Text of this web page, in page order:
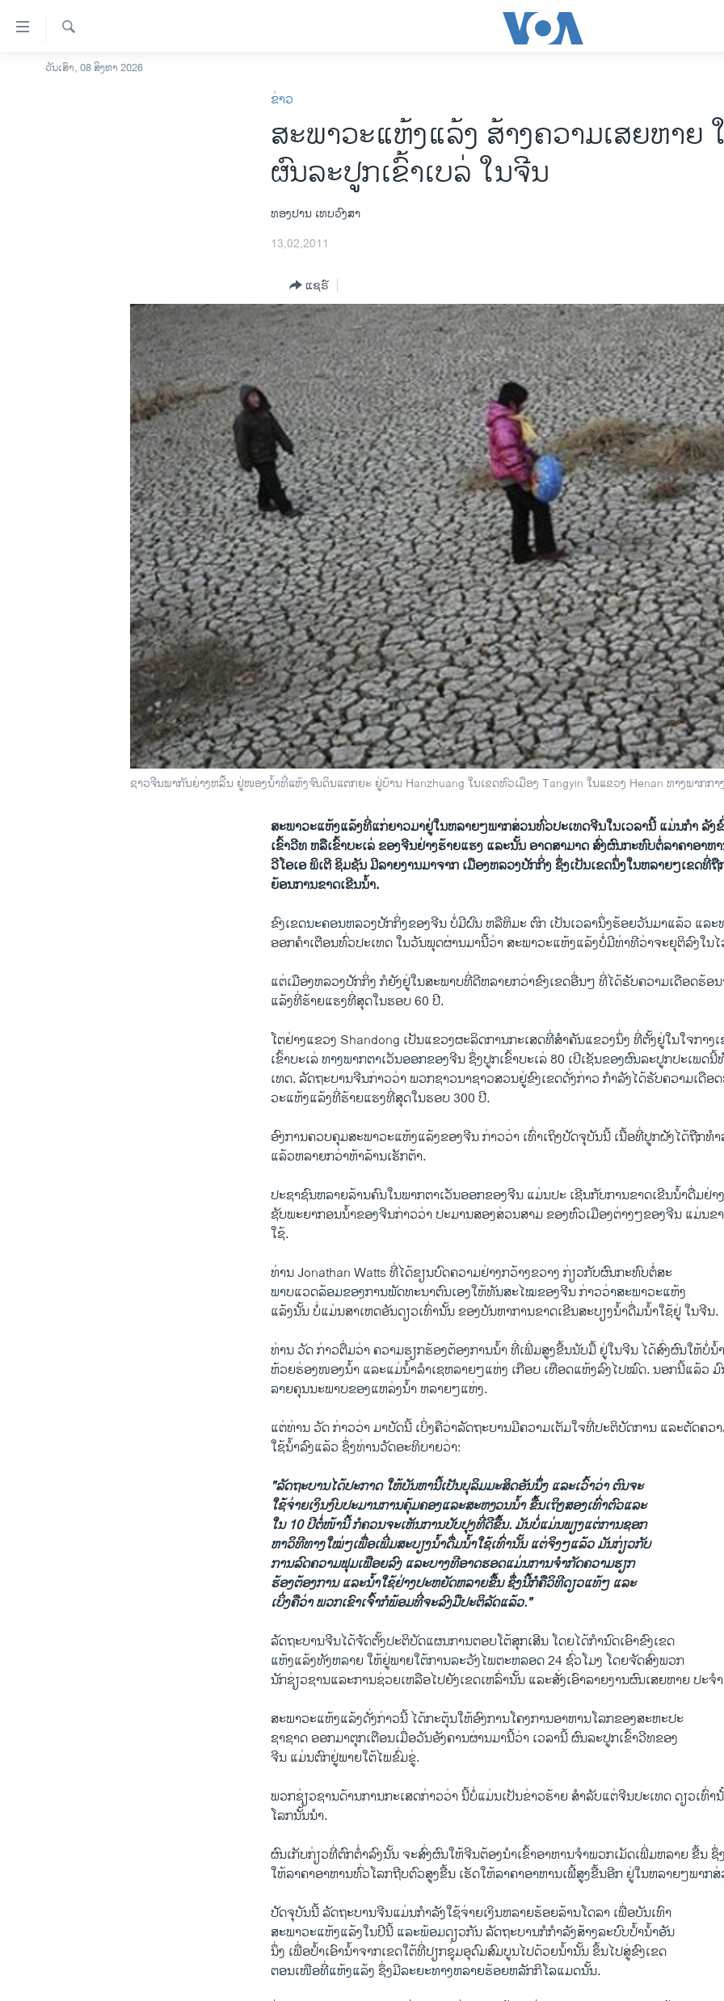
ລິ້ງ
ສຳຫລັບ
ໂຮມເພຈ
ວິທະຍາສາດ-ເທັກໂນໂລຈີ
ຄົ້ນຫາ
ວັນເສົາ, 08 ສິງຫາ 2026
ຂ່າວ
ສະພາວະແຫ້ງແລ້ງ ສ້າງຄວາມເສຍຫາຍ
ຜົນລະປູກເຂົ້າເບລ່ ໃນຈີນ
ທອງປານ ເທບວົງສາ
13,02,2011
ແຊຣ໌
ຊາວຈີນພາກັນຍ່າງຫລີ້ນ ຢູ່ໜອງນໍ້າທີ່ແຫ້ງຈົນດິນແຕກຍະ ຢູ່ບ້ານ Hanzhuang ໃນເຂດຫົວເມືອງ Tangyin ໃນແຂວງ Henan ທາງພາກກາ
ສະພາວະ​ແຫ້ງ​ແລ້ງ​ທີ່​ແກ່ຍາ​ວມາຢູ່​ໃນ​ຫລາຍໆ​ພາກສ່ວນ​ທົ່ວ​ປະເທດ​ຈີນ​ໃນ​ເວລາ​ນີ້​ ແມ່ນ​ກໍາ ລັ
ເຂົ້າວີ​ທ ຫລື​ເຂົ້າບະ​ເລ່ ຂອງ​ຈີນ​ຢ່າງ​ຮ້າຍແຮງ ​ແລະ​ນັ້ນ​ ອາດ​ສາມາດ ສົ່ງ​ຜົນ​ກະທົບຕໍ່​ລາຄາ​ອາຫ
ວີໂອ​ເອ ພິ​ເຕີ ຊິ​ມຊັນ ມີລາຍ​ງານມາຈາກ​ ເມືອງ​ຫລວງ​ປັກ​ກິ່ງ ຊຶ່ງ​ເປັນເຂດ​ນຶ່ງ​ໃນ​ຫລາຍໆ​ເຂ​ດທີ່​
ຍ້ອນການ​ຂາດ​ເຂີນນໍ້າ.
ຂົງ​ເຂດ​ນະຄອນຫລວງ​ປັກ​ກິ່ງ​ຂອງ​ຈີນ​ ບໍ່​ມີ​ຝົນ ຫລື​ຫິມະ ຕົກ​ ເປັນ​ເວລາ​ນຶ່ງ​ຮ້ອຍ​ວັນ​ມາ​ແລ້ວ ​ແລະ​
ອອກ​ຄໍາ​ເຕືອນ​ທົ່ວ​ປະ​ເທດ ໃນ​ວັນ​ພຸດ​ຜ່ານ​ມາ​ນີ້​ວ່າ ສະພາວະ​ແຫ້ງ​ແລ້ງບໍ່​ມີທ່າ​ທີ​ວ່າ​ຈະ​ຍຸຕິ​ລົງ​ໃນ​
ແຕ່​ເມືອງ​ຫລວງ​ປັກ​ກິ່ງ ກໍ​ຍັງຢູ່​ໃນ​ສະພາບ​ທີ່​ດີຫລາຍກ​ວ່າ​ຂົງ​ເຂດ​ອື່ນໆ​ ທີ່​ໄດ້​ຮັບ​ຄວາມ​ເດືອດຮ້ອ
ແລ້ງ​ທີ່​ຮ້າຍ​ແຮງ​ທີ່​ສຸດ​ໃນ​ຮອບ 60 ປີ.
ໂຕ​ຢ່າງ​ແຂວງ Shandong ​ເປັນ​ແຂວງ​ຜະລິດ​ການ​ກະ​ເສດ​ທີ່ສໍາຄັນແຂວງ​ນຶ່ງ​ ທີ່​ຕັ້ງ​ຢູ່​ໃນ​ໃຈກາງ​
ເຂົ້າ​ບະ​ເລ່ ທາງ​ພາກ​ຕາ​ເວັນ​ອອກ​ຂອງຈີນ ຊຶ່ງ​ປູກເຂົ້າ​ບະ​ເລ່ 80 ​ເປີ​ເຊັນ​ຂອງ​ຜົນລະປູກ​ປະ​ເພດ​
ເທດ. ລັດຖະບານ​ຈີນ​ກ່າວ​ວ່າ ພວກ​ຊາວນາ​ຊາວ​ສວນ​ຢູ່​ຂົງ​ເຂດ​ດັ່ງກ່າວ ​ກໍາລັງ​ໄດ້​ຮັບ​ຄວາມ​ເດືອ
ວະ​ແຫ້ງ​ແລ້ງທີ່​ຮ້າຍ​ແຮງ​ທີ່ສຸດ​ໃນ​ຮອບ 300 ປີ.
ອົງການ​ຄວບ​ຄຸມ​ສະພາວະ​ແຫ້ງ​ແລ້ງຂອງ​ຈີນ ກ່າວ​ວ່າ ​ເທົ່າ​ເຖິງ​ປັດຈຸບັນ​ນີ້ ​ເນື້ອ​ທີ່​ປູກຝັງ​ໄດ້​ຖືກ​ທໍ
ແລ້ວ​ຫລາຍ​ກວ່າຫ້າ​ລ້ານ​ເຮັກ​ຕ້າ.
ປະຊາຊົນ​ຫລາຍ​ລ້ານ​ຄົນ​ໃນ​ພາກ​ຕາ​ເວັນ​ອອກ​ຂອງ​ຈີນ​ ແມ່ນ​ປະ ​ເຊີນ​ກັບ​ການ​ຂາດ​ເຂີນ​ນໍ້າ​ດື່ມ​ຢ່າ
ຊັບພະຍາກອນ​ນໍ້າຂອງ​ຈີນ​ກ່າວ​ວ່າ ປະມານສອງ​ສ່ວນສາມ ຂອງ​ຫົວ​ເມືອງ​ຕ່າງໆ​ຂອງ​ຈີນ ​ແມ່ນ​ຂ
ໃຊ້.
ທ່ານ Jonathan Watts ທີ່​ໄດ້ຂຽນ​ບົດ​ຄວາມ​ຢ່າງ​ກວ້າງຂວາງ​ ກ່ຽວ​ກັບ​ຜົນ​ກະທົບ​ຕໍ່​ສະ
ພາບ​ແວດ​ລ້ອມ​ຂອງ​ການ​ພັດທະນາ​ຕົນ​ເອງ​ໃຫ້ທັນ​ສະ​ໄໝ​ຂອງ​ຈີນ ກ່າວ​ວ່າສະພາວະ​ແຫ້ງ​
ແລ້ງ​ນັ້ນ ​ບໍ່​ແມ່ນສາ​ເຫດອັນດຽວ​ເທົ່າ​ນັ້ນ ຂອງ​ບັນຫາ​ການ​ຂາດ​ເຂີ​ນສະບຽງ​ນໍ້າ​ດື່ມ​ນໍ້າ​ໃຊ້​ຢູ່ ​ໃນ​ຈີນ​.
ທ່ານ ວັດ ກ່າວ​ຕື່ມ​ວ່າ ຄວາມ​ຮຽກຮ້ອງ​ຕ້ອງການ​ນໍ້າ​ ທີ່ເພີ່ມ​ສູງ​ຂື້ນ​ນັບ​ມື້ ​ຢູ່​ໃນ​ຈີນ​ ໄດ້​ສົ່ງ​ຜົນ​ໃຫ້​ບໍ່​ນໍ້
ຫ້ວຍຮ່ອງ​ໜອງ​ນໍ້າ ​ແລະ​ແມ່​ນໍ້າ​ລໍາ​ເຊຫລາຍໆ​ແຫ່ງ​ ​ເກືອບ ເຫືອດ​ແຫ້ງ​ລົງ​ໄປໝົດ. ນອກ​ນີ້​ແລ້ວ​
ລາຍ​ຄຸນ​ນະພາ​ບຂອງ​ແຫ​ລ່ງນໍ້າ ຫລາຍໆ​ແຫ່ງ.
ແຕ່​ທ່ານ ວັດ​ ກ່າວ​ວ່າ ມາ​ບັດ​ນີ້​ ​ເບິ່ງ​ຄື​ວ່າລັດຖະບານ​ມີ​ຄວາມ​ເຕັມໃຈ​ທີ່​ປະຕິບັດ​ການ ​ແລະ​ຕັດ​ຄວ
ໃຊ້​ນໍ້າ​ລົງ​ແລ້ວ ຊຶ່ງ​ທ່ານ​ວັດ​ອະທິບາຍ​ວ່າ:
"ລັດຖະບານ​ໄດ້​ປະກາດ​ ໃຫ້ບັນຫາ​ນີ້ເປັນ​ບຸລິມມະ​ສິດ​ອັນ​ນຶ່ງ ​ແລະເວົ້າວ່າ​ ຕົນ​ຈະ​
ໃຊ້​ຈ່າຍ​ເງິນ​ງົບປະມານ​ການ​ຄຸ້ມ​ຄອງ​ແລະ​ສະຫງວນ​ນໍ້າ​ ຂື້ນ​ເຖິງ​ສອງເທົ່າ​ຕົວແລະ​
ໃນ 10 ປີ​ຕໍ່ໜ້າ​ນີ້ ກໍຄວນ​ຈະ​ເຫັນ​ການ​ປັບປຸງ​ທີ່​ດີຂື້ນ. ມັນ​ບໍ່​ແມ່ນພຽງ​ແຕ່​ການ​ຊອກ
ຫາ​ວິທີ​ທາງ​ໃໝ່ໆເພື່ອ​ເພີ່ມ​ສະບຽງນໍ້າ​ດື່ມ​ນໍ້າ​ໃຊ້ເທົ່າ​ນັ້ນ ​ແຕ່​ຈິງໆ​ແລ້ວ ມັນ​ກ່ຽວ​ກັບ​
ການ​ລົດຄວາມ​ຟຸມ​ເຟືອຍລົງ ​ແລະ​ບາງທີ​ອາດ​ຮອດແມ່ນ​ການຈໍາກັດ​ຄວາມ​ຮຽກ
ຮ້ອງຕ້ອງການ ແລະ​ນໍ້າໃຊ້ຢ່າງ​ປະຫຍັດ​ຫລາຍຂື້ນ ຊຶ່ງ​ນີ້​ກໍ​ຄື​ວິທີ​ດຽວ​ແທ້ໆ ​ແລະ
ເບິ່ງ​ຄື​ວ່າ​ ພວກ​ເຂົາ​ເຈົ້າກໍ​ພ້ອມ​ທີ່​ຈະ​ລົງມື​ປະຕິ​ລັດ​ແລ້ວ."
ລັດຖະບານຈີນ​ໄດ້​ຈັດ​ຕັ້ງປະຕິບັດ​ແຜນການ​ຕອບ​ໂຕ້ສຸກ​ເສີນ ​ໂດຍ​ໄດ້ກໍານົດ​ເອົາ​ຂົງ​ເຂດ
ແຫ້ງ​ແລ້ງ​ທັງຫລາຍ ໃຫ້​ຢູ່​ພາຍ​ໃຕ້​ການລະ​ວັງ​ໄພຕະຫລອດ 24 ຊົ່ວ​ໂມງ ​ໂດຍຈັດ​ສົ່ງ​ພວກ
ນັກ​ຊ່ຽວຊານ​ແລະ​ການ​ຊ່ວຍ​ເຫລືອ​ໄປ​ຍັງ​ເຂດ​ເຫລົ່າ​ນັ້ນ ​ແລະສັ່ງ​ເອົາລາຍ​ງານ​ຜົນ​ເສຍ​ຫາຍ​ ປະ​ຈໍ
ສະພາວະ​ແຫ້ງ​ແລ້ງ​ດັ່ງກ່າວ​ນີ້​ ໄດ້​ກະ​ຕຸ້ນ​ໃຫ້​ອົງການໂຄງການອາຫານ​ໂລກ​ຂອງສະຫະ​ປະ
ຊາ​ຊາດ​ ​ອອກ​ມາຕຸ​ກ​ເຕືອນ​ເມື່ອ​ວັນ​ອັງຄານຜ່ານ​ມາ​ນີ້​ວ່າ ​ເວລານີ້ ຜົນ​ລະ​ປູກ​ເຂົ້າວີ​ທຂອງ
ຈີນ​ ​ແມ່ນ​ຕົກຢູ່​ພາຍ​ໃຕ້​ໄພ​ຂົ່ມຂູ່.
ພວກ​ຊ່ຽວຊານດ້ານ​ການ​ກະ​ເສດ​ກ່າວ​ວ່າ ນີ້ບໍ່ແມ່ນ​ເປັນ​ຂ່າວ​ຮ້າຍ ສໍາລັບແຕ່ຈີນປະ​ເທດ​ ດຽວເທົ່
ໂລກ​ນັ້ນ​ນໍາ.
ຜົນ​ເກັບ​ກ່ຽວ​ທີ່​ຕົກ​ຕໍ່າລົງ​ນັ້ນ​ ຈະ​ສົ່ງ​ຜົນ​ໃຫ້​ຈີນຕ້ອງ​ນໍາ​ເຂົ້າອາຫານ​ຈໍາພວກ​ເມັດ​ເພີ່ມ​ຫລາຍ​ ຂື້ນ
ໃຫ້​ລາຄາ​ອາຫານ​ທົ່ວ​ໂລກ​ຖີບ​ຕົວ​ສູງ​ຂື້ນ ​ເຮັດ​ໃຫ້ລາຄາ​ອາຫານ​ເຟີ້ສູງ​ຂື້ນອີກ​ ຢູ່ໃນຫລາຍໆພາກ
ປັດຈຸບັນ​ນີ້ ລັດຖະບານ​ຈີນ​ແມ່ນ​ກໍາລັງ​ໃຊ້​ຈ່າຍ​ເງິນ​ຫລາຍ​ຮ້ອຍ​ລ້ານ​ໂດ​ລາ​ ເພື່ອ​ບັນ​ເທົາ​
ສະພາວະ​ແຫ້ງ​ແລ້ງ​ໃນ​ປີ​ນີ້ ​ແລະ​ພ້ອມ​ດຽວ​ກັນ ລັດຖະບານ​ກໍ​ກໍາລັງ​ສ້າງ​ລະບົບ​ປໍ້າ​ນໍ້າ​ອັນ
ນຶ່ງ​ ​ເພື່ອ​ປໍ້າ​ເອົາ​ນໍ້າຈາກ​ເຂດ​ໃຕ້​ທີ່​ປຽກ​ຊຸ່ມອຸດົມສົມບູນ​ໄປ​ດ້ວຍ​ນໍ້າ​ນັ້ນ ຂຶ້ນໄປ​ສູ່ຂົງເຂດ
ຕອນ​ເໜືອ​ທີ່​ແຫ້ງ​ແລ້ງ​ ຊຶ່ງ​ມີລະຍະ​ທາງ​ຫລາຍ​ຮ້ອຍ​ຫລັກ​ກິ​ໂລ​ແມດ​ນັ້ນ.